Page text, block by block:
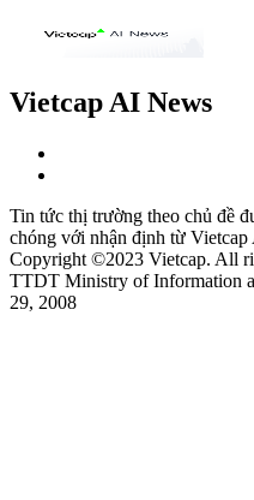
Vietcap AI News
Tin tức thị trường theo chủ đề
chóng với nhận định từ Vietcap
Copyright ©2023 Vietcap. All
TTDT Ministry of Information
29, 2008